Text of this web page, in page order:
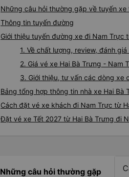
Những câu hỏi thường gặp về tuyến xe
Thông tin tuyến đường
Giới thiệu tuyến đường xe đi Nam Trực
1. Về chất lượng, review, đánh
2. Giá vé xe Hai Bà Trưng - Nam
3. Giới thiệu, tư vấn các dòng xe
Bảng tổng hợp thông tin nhà xe Hai Bà
Cách đặt vé xe khách đi Nam Trực từ
Đặt vé xe Tết 2027 từ Hai Bà Trưng đi
Những câu hỏi thường gặp